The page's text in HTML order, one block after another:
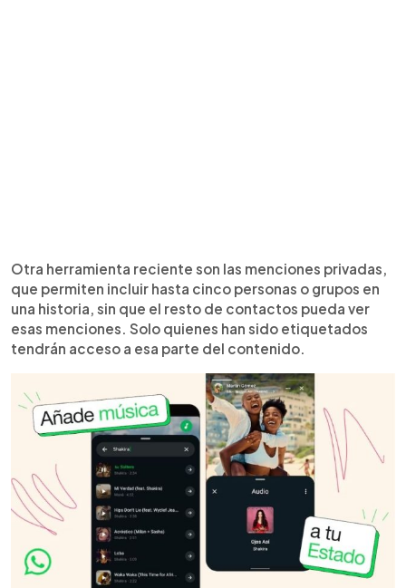
Otra herramienta reciente son las menciones privadas,
que permiten incluir hasta cinco personas o grupos en
una historia, sin que el resto de contactos pueda ver
esas menciones. Solo quienes han sido etiquetados
tendrán acceso a esa parte del contenido.